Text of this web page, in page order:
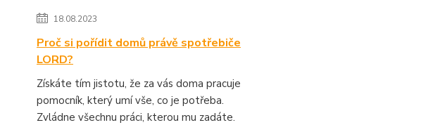
18.08.2023
Proč si pořídit domů právě spotřebiče
LORD?
Získáte tím jistotu, že za vás doma pracuje
pomocník, který umí vše, co je potřeba.
Zvládne všechnu práci, kterou mu zadáte.